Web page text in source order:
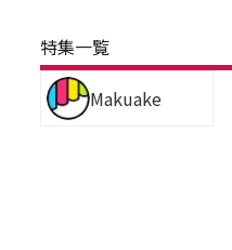
特集一覧
Makuake